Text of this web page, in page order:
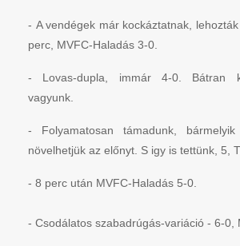
- A vendégek már kockáztatnak,
perc, MVFC-Haladás 3-0.
- Lovas-dupla, immár 4-0. Bátran
vagyunk.
- Folyamatosan támadunk,
növelhetjük az előnyt. S igy is tettünk, 5,
- 8 perc után MVFC-Haladás 5-0.
- Csodálatos szabadrúgás-variáció - 6-0,